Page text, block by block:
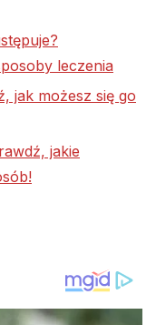
leczenia
jak możesz się go
jakie